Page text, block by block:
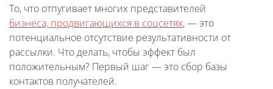
То, что отпугивает многих представителей
бизнеса, продвигающихся в соцсетях, — это
потенциальное отсутствие результативности от
рассылки. Что делать, чтобы эффект был
положительным? Первый шаг — это сбор базы
контактов получателей.